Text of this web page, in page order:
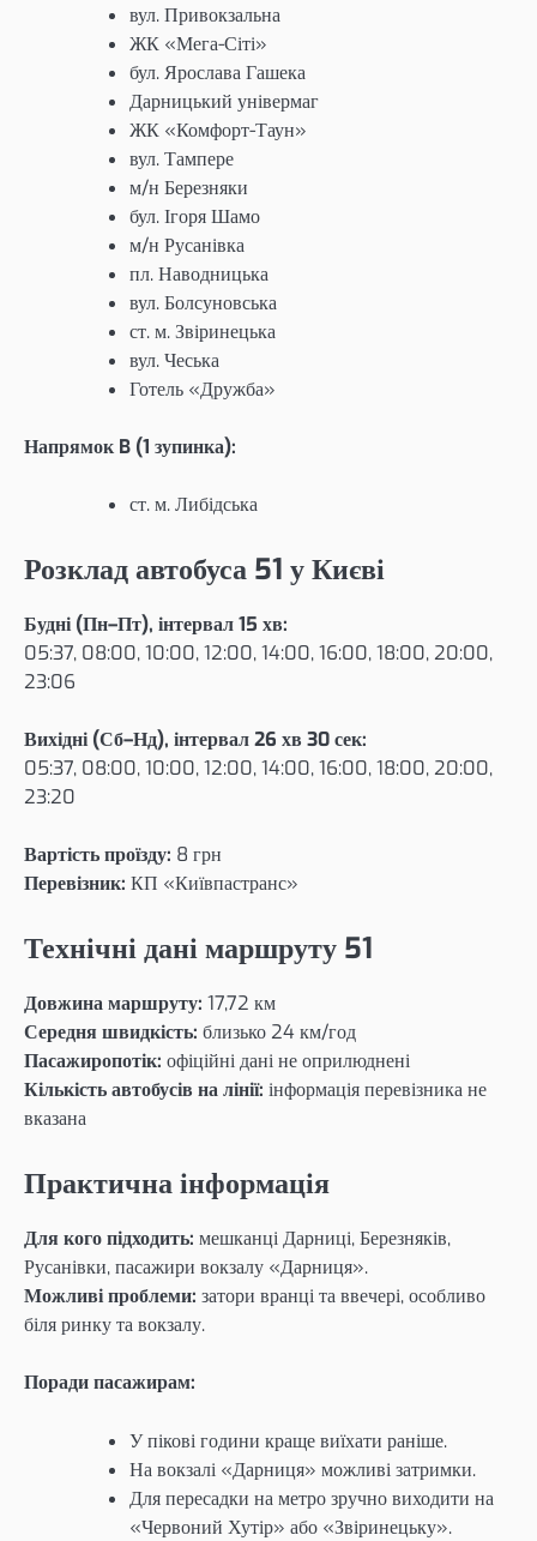
вул. Привокзальна
ЖК «Мега-Сіті»
бул. Ярослава Гашека
Дарницький універмаг
ЖК «Комфорт-Таун»
вул. Тампере
м/н Березняки
бул. Ігоря Шамо
м/н Русанівка
пл. Наводницька
вул. Болсуновська
ст. м. Звіринецька
вул. Чеська
Готель «Дружба»
Напрямок B (1 зупинка):
ст. м. Либідська
Розклад автобуса 51 у Києві
Будні (Пн–Пт), інтервал 15 хв:
05:37, 08:00, 10:00, 12:00, 14:00, 16:00, 18:00, 20:00,
23:06
Вихідні (Сб–Нд), інтервал 26 хв 30 сек:
05:37, 08:00, 10:00, 12:00, 14:00, 16:00, 18:00, 20:00,
23:20
Вартість проїзду: 8 грн
Перевізник: КП «Київпастранс»
Технічні дані маршруту 51
Довжина маршруту: 17,72 км
Середня швидкість: близько 24 км/год
Пасажиропотік: офіційні дані не оприлюднені
Кількість автобусів на лінії: інформація перевізника не
вказана
Практична інформація
Для кого підходить: мешканці Дарниці, Березняків,
Русанівки, пасажири вокзалу «Дарниця».
Можливі проблеми: затори вранці та ввечері, особливо
біля ринку та вокзалу.
Поради пасажирам:
У пікові години краще виїхати раніше.
На вокзалі «Дарниця» можливі затримки.
Для пересадки на метро зручно виходити на
«Червоний Хутір» або «Звіринецьку».